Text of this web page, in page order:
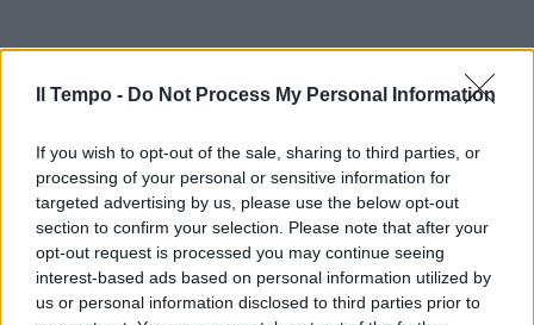
Il Tempo - Do Not Process My Personal Information
If you wish to opt-out of the sale, sharing to third parties, or
processing of your personal or sensitive information for
targeted advertising by us, please use the below opt-out
section to confirm your selection. Please note that after your
opt-out request is processed you may continue seeing
interest-based ads based on personal information utilized by
us or personal information disclosed to third parties prior to
In evidenza